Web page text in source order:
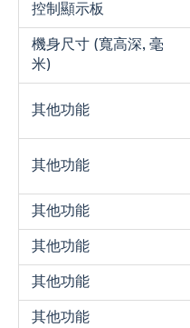
控制顯示板
機身尺寸 (寬高深, 毫
米)
其他功能
其他功能
其他功能
其他功能
其他功能
其他功能